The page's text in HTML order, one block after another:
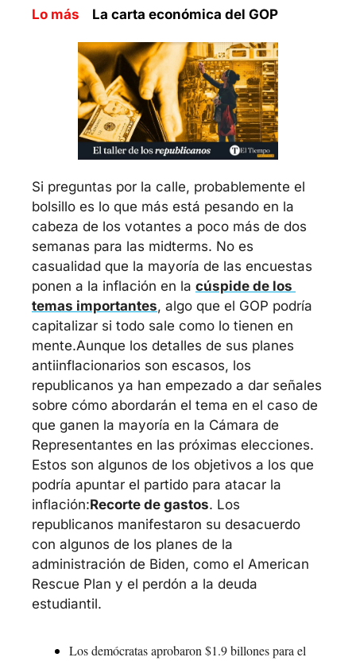
Lo más La carta económica del GOP
Si preguntas por la calle, probablemente el
bolsillo es lo que más está pesando en la
cabeza de los votantes a poco más de dos
semanas para las midterms. No es
casualidad que la mayoría de las encuestas
ponen a la inflación en la cúspide de los
temas importantes, algo que el GOP podría
capitalizar si todo sale como lo tienen en
mente.Aunque los detalles de sus planes
antiinflacionarios son escasos, los
republicanos ya han empezado a dar señales
sobre cómo abordarán el tema en el caso de
que ganen la mayoría en la Cámara de
Representantes en las próximas elecciones.
Estos son algunos de los objetivos a los que
podría apuntar el partido para atacar la
inflación:Recorte de gastos. Los
republicanos manifestaron su desacuerdo
con algunos de los planes de la
administración de Biden, como el American
Rescue Plan y el perdón a la deuda
estudiantil.